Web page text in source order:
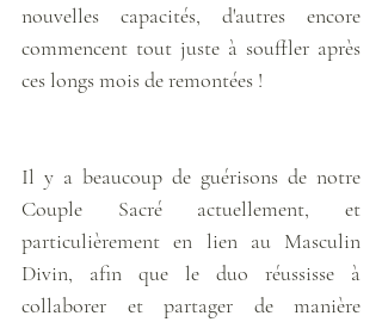
nouvelles capacités, d'autres encore
commencent tout juste à souffler après
ces longs mois de remontées !
Il y a beaucoup de guérisons de notre
Couple Sacré actuellement, et
particulièrement en lien au Masculin
Divin, afin que le duo réussisse à
collaborer et partager de manière